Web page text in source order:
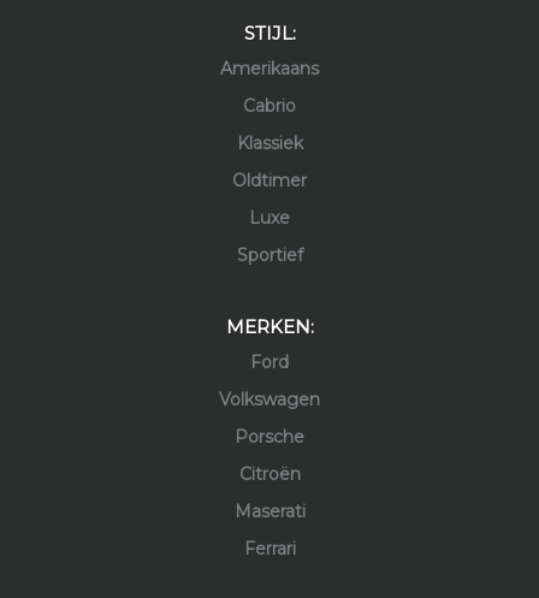
STIJL:
Amerikaans
Cabrio
Klassiek
Oldtimer
Luxe
Sportief
MERKEN:
Ford
Volkswagen
Porsche
Citroën
Maserati
Ferrari